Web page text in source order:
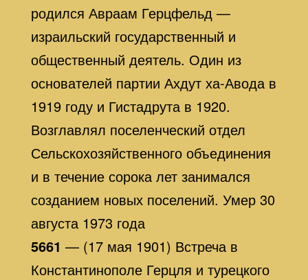
родился Авраам Герцфельд —
израильский государственный и
общественный деятель. Один из
основателей партии Ахдут ха-Авода в
1919 году и Гистадрута в 1920.
Возглавлял поселенческий отдел
Сельскохозяйственного объединения
и в течение сорока лет занимался
созданием новых поселений. Умер 30
августа 1973 года
5661 — (17 мая 1901) Встреча в
Константинополе Герцля и турецкого